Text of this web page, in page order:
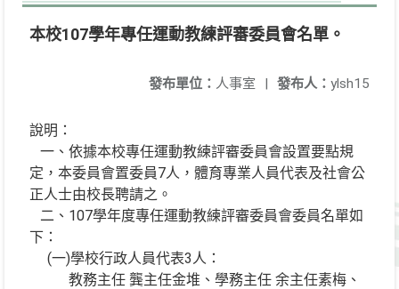
本校107學年專任運動教練評審委員會名單。
發布人： ylsh15
發布單位： 人事室 |
說明：
一、依據本校專任運動教練評審委員會設置要點規
定，本委員會置委員7人，體育專業人員代表及社會公
正人士由校長聘請之。
二、107學年度專任運動教練評審委員會委員名單如
下：
(一)學校行政人員代表3人：
教務主任 龔主任金堆、學務主任 余主任素梅、